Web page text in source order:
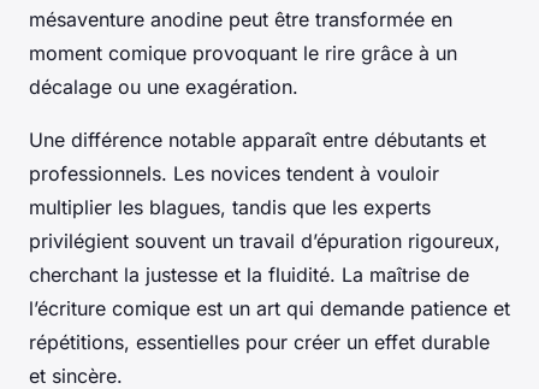
mésaventure anodine peut être transformée en
moment comique provoquant le rire grâce à un
décalage ou une exagération.
Une différence notable apparaît entre débutants et
professionnels. Les novices tendent à vouloir
multiplier les blagues, tandis que les experts
privilégient souvent un travail d’épuration rigoureux,
cherchant la justesse et la fluidité. La maîtrise de
l’écriture comique est un art qui demande patience et
répétitions, essentielles pour créer un effet durable
et sincère.